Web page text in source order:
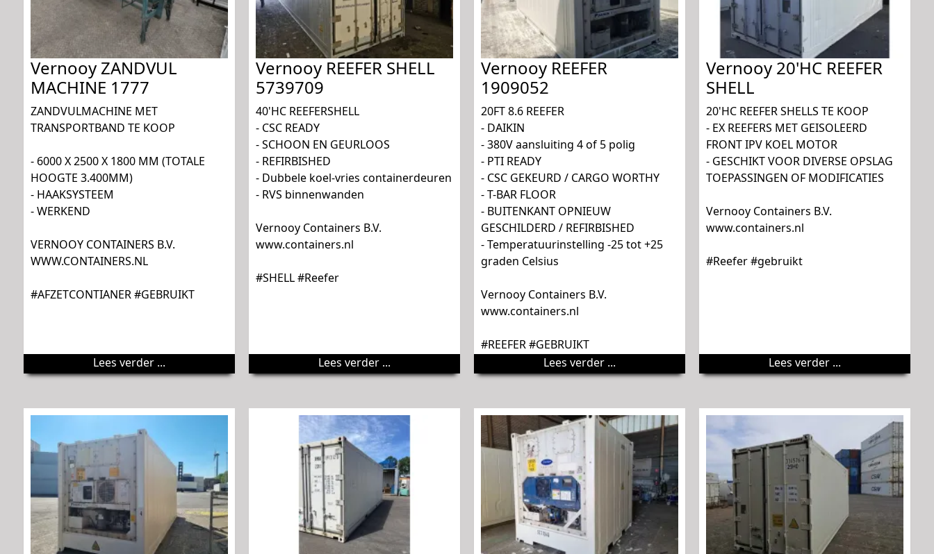
Vernooy ZANDVUL
MACHINE 1777
ZANDVULMACHINE MET
TRANSPORTBAND TE KOOP
- 6000 X 2500 X 1800 MM (TOTALE
HOOGTE 3.400MM)
- HAAKSYSTEEM
- WERKEND
VERNOOY CONTAINERS B.V.
WWW.CONTAINERS.NL
#AFZETCONTIANER #GEBRUIKT
Lees verder ...
Vernooy REEFER SHELL
5739709
40'HC REEFERSHELL
- CSC READY
- SCHOON EN GEURLOOS
- REFIRBISHED
- Dubbele koel-vries containerdeuren
- RVS binnenwanden
Vernooy Containers B.V.
www.containers.nl
#SHELL #Reefer
Lees verder ...
Vernooy REEFER
1909052
20FT 8.6 REEFER
- DAIKIN
- 380V aansluiting 4 of 5 polig
- PTI READY
- CSC GEKEURD / CARGO WORTHY
- T-BAR FLOOR
- BUITENKANT OPNIEUW
GESCHILDERD / REFIRBISHED
- Temperatuurinstelling -25 tot +25
graden Celsius
Vernooy Containers B.V.
www.containers.nl
#REEFER #GEBRUIKT
Lees verder ...
Vernooy 20'HC REEFER
SHELL
20'HC REEFER SHELLS TE KOOP
- EX REEFERS MET GEISOLEERD
FRONT IPV KOEL MOTOR
- GESCHIKT VOOR DIVERSE OPSLAG
TOEPASSINGEN OF MODIFICATIES
Vernooy Containers B.V.
www.containers.nl
#Reefer #gebruikt
Lees verder ...